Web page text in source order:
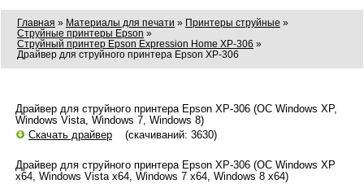
Главная » Материалы для печати » Принтеры струйные »
Струйные принтеры Epson »
Струйный принтер Epson Expression Home XP-306 »
Драйвер для струйного принтера Epson XP-306
Драйвер для струйного принтера Epson XP-306 (ОС Windows XP,
Windows Vista, Windows 7, Windows 8)
Скачать драйвер (скачиваний: 3630)
Драйвер для струйного принтера Epson XP-306 (ОС Windows XP
x64, Windows Vista x64, Windows 7 x64, Windows 8 x64)